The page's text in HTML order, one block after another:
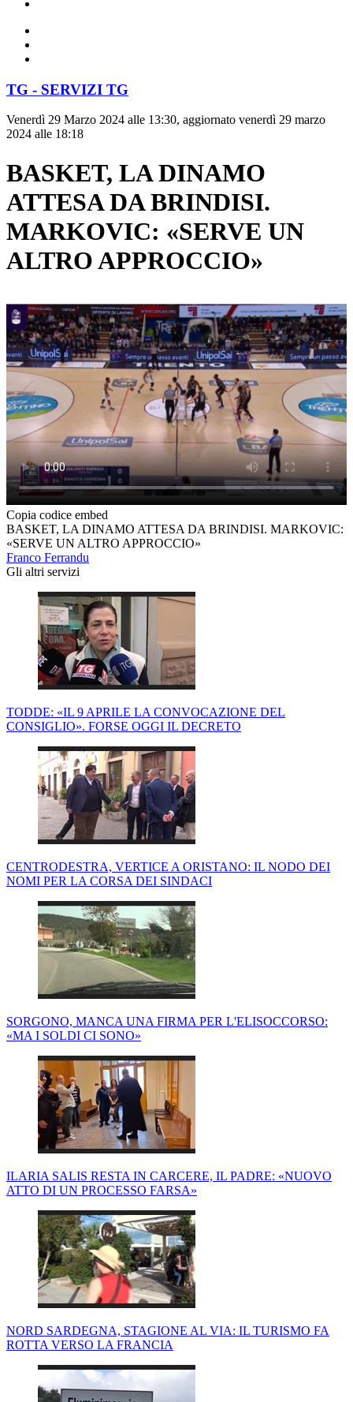
TG - SERVIZI TG
Venerdì 29 Marzo 2024 alle 13:30, aggiornato venerdì 29 marzo
2024 alle 18:18
BASKET, LA DINAMO
ATTESA DA BRINDISI.
MARKOVIC: «SERVE UN
ALTRO APPROCCIO»
Copia codice embed
BASKET, LA DINAMO ATTESA DA BRINDISI. MARKOVIC:
«SERVE UN ALTRO APPROCCIO»
Franco Ferrandu
Gli altri servizi
TODDE: «IL 9 APRILE LA CONVOCAZIONE DEL
CONSIGLIO». FORSE OGGI IL DECRETO
CENTRODESTRA, VERTICE A ORISTANO: IL NODO DEI
NOMI PER LA CORSA DEI SINDACI
SORGONO, MANCA UNA FIRMA PER L'ELISOCCORSO:
«MA I SOLDI CI SONO»
ILARIA SALIS RESTA IN CARCERE, IL PADRE: «NUOVO
ATTO DI UN PROCESSO FARSA»
NORD SARDEGNA, STAGIONE AL VIA: IL TURISMO FA
ROTTA VERSO LA FRANCIA